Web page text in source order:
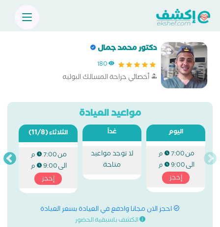
دكتور محمد جمال
180
أخصائي جراحة المسالك البوليه
مواعيد العيادة
اليوم
من7:00 م
الى9:00 م
إحجز
غداً
لا توجد مواعيد
متاحة
الثلاثاء(11/8)
من7:00 م
الى9:00 م
إحجز
احجز الان مجانا وادفع في العيادة بسعر العيادة
الكشف باسبقية الحضور